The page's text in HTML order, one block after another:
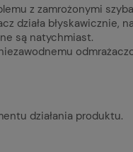
z zamrożonymi
działa
są natychmiast.
działania produktu.